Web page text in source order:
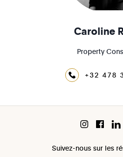
Caroline
Property
+32 478
Suivez-nous sur les